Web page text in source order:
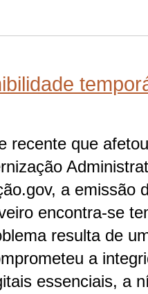
recente que
a emissão
encontra-se
resulta de
a
essenciais, a